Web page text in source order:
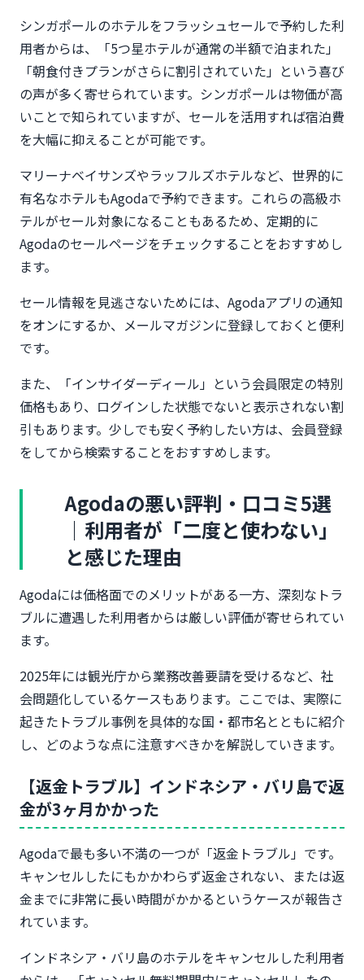
シンガポールのホテルをフラッシュセールで予約した利
用者からは、「5つ星ホテルが通常の半額で泊まれた」
「朝食付きプランがさらに割引されていた」という喜び
の声が多く寄せられています。シンガポールは物価が高
いことで知られていますが、セールを活用すれば宿泊費
を大幅に抑えることが可能です。
マリーナベイサンズやラッフルズホテルなど、世界的に
有名なホテルもAgodaで予約できます。これらの高級ホ
テルがセール対象になることもあるため、定期的に
Agodaのセールページをチェックすることをおすすめし
ます。
セール情報を見逃さないためには、Agodaアプリの通知
をオンにするか、メールマガジンに登録しておくと便利
です。
また、「インサイダーディール」という会員限定の特別
価格もあり、ログインした状態でないと表示されない割
引もあります。少しでも安く予約したい方は、会員登録
をしてから検索することをおすすめします。
Agodaの悪い評判・口コミ5選
｜利用者が「二度と使わない」
と感じた理由
Agodaには価格面でのメリットがある一方、深刻なトラ
ブルに遭遇した利用者からは厳しい評価が寄せられてい
ます。
2025年には観光庁から業務改善要請を受けるなど、社
会問題化しているケースもあります。ここでは、実際に
起きたトラブル事例を具体的な国・都市名とともに紹介
し、どのような点に注意すべきかを解説していきます。
【返金トラブル】インドネシア・バリ島で返
金が3ヶ月かかった
Agodaで最も多い不満の一つが「返金トラブル」です。
キャンセルしたにもかかわらず返金されない、または返
金までに非常に長い時間がかかるというケースが報告さ
れています。
インドネシア・バリ島のホテルをキャンセルした利用者